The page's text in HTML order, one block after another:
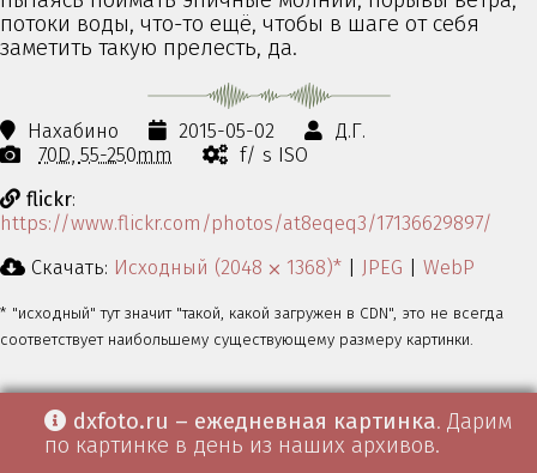
потоки воды, что-то ещё, чтобы в шаге от себя
заметить такую прелесть, да.
Нахабино 2015-05-02
Д.Г.
70D 55-250mm
f/ s ISO
flickr:
https://www.flickr.com/photos/at8eqeq3/17136629897/
Скачать: Исходный (2048 ⨉ 1368)* | JPEG | WebP
* "исходный" тут значит "такой, какой загружен в CDN", это не всегда
соответствует наибольшему существующему размеру картинки.
dxfoto.ru – ежедневная картинка. Дарим
по картинке в день из наших архивов.